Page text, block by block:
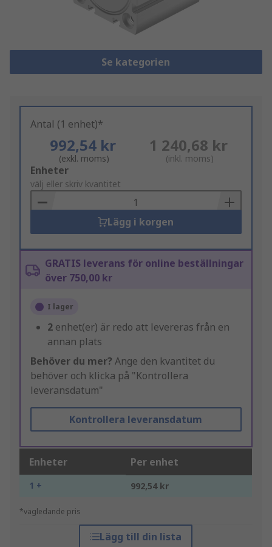
Se kategorien
Antal (1 enhet)*
992,54 kr
(exkl. moms)
1 240,68 kr
(inkl. moms)
Add
to
Basket
Enheter
välj eller skriv kvantitet
Lägg i korgen
GRATIS leverans för online beställningar
över 750,00 kr
I lager
2 enhet(er) är redo att levereras från en
annan plats
Behöver du mer? Ange den kvantitet du
behöver och klicka på "Kontrollera
leveransdatum"
Kontrollera leveransdatum
Enheter Per enhet
1 + 992,54 kr
*vägledande pris
Lägg till din lista